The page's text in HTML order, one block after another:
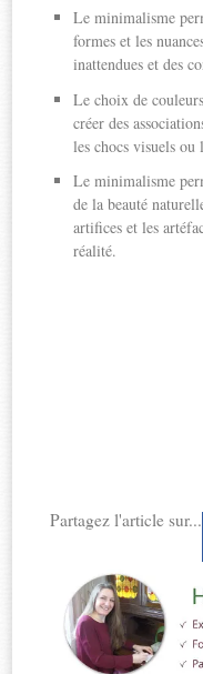
Le minimalisme
formes et les
inattendues et des
Le choix de
créer des
les chocs visuels ou
Le minimalisme
de la beauté
artifices et les
réalité.
Partagez l'article sur...